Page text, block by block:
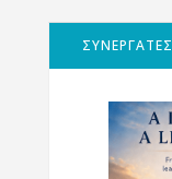
ΣΥΝΕΡΓΑΤΕΣ